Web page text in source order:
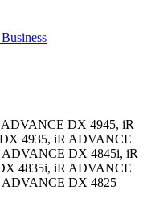
DX 4945, iR
4935, iR ADVANCE
DX 4845i, iR
4835i, iR ADVANCE
DX 4825